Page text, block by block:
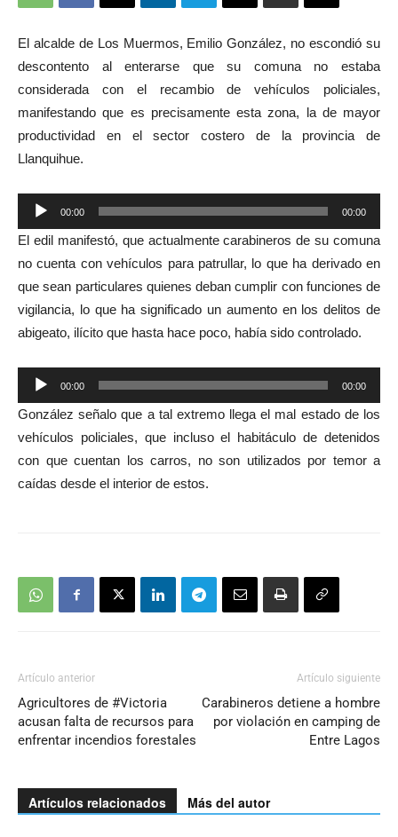
El alcalde de Los Muermos, Emilio González, no escondió su
descontento al enterarse que su comuna no estaba
considerada con el recambio de vehículos policiales,
manifestando que es precisamente esta zona, la de mayor
productividad en el sector costero de la provincia de
Llanquihue.
Reproductor
de
audio
00:00 00:00
El edil manifestó, que actualmente carabineros de su comuna
no cuenta con vehículos para patrullar, lo que ha derivado en
que sean particulares quienes deban cumplir con funciones de
vigilancia, lo que ha significado un aumento en los delitos de
abigeato, ilícito que hasta hace poco, había sido controlado.
Reproductor
de
audio
00:00 00:00
González señalo que a tal extremo llega el mal estado de los
vehículos policiales, que incluso el habitáculo de detenidos
con que cuentan los carros, no son utilizados por temor a
caídas desde el interior de estos.
Artículo anterior
Agricultores de #Victoria
acusan falta de recursos para
enfrentar incendios forestales
Artículo siguiente
Carabineros detiene a hombre
por violación en camping de
Entre Lagos
Artículos relacionados Más del autor